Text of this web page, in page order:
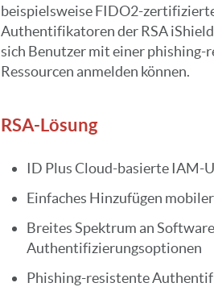
beispielsweise FIDO2-
Authentifikatoren der RSA
sich Benutzer mit einer
Ressourcen anmelden können.
RSA-Lösung
ID Plus Cloud-basierte IAM-
Einfaches Hinzufügen
Breites Spektrum an
Authentifizierungsoptionen
Phishing-resistente